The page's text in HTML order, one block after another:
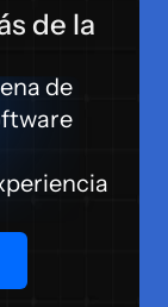
de la
de